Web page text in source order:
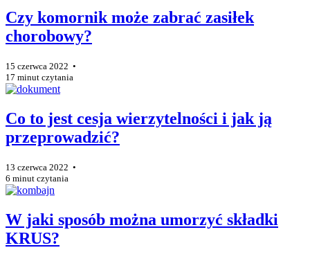
Czy komornik może zabrać zasiłek
chorobowy?
15 czerwca 2022 •
17 minut czytania
Co to jest cesja wierzytelności i jak ją
przeprowadzić?
13 czerwca 2022 •
6 minut czytania
W jaki sposób można umorzyć składki
KRUS?